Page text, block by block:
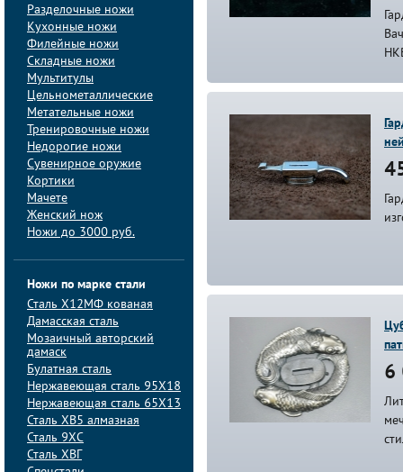
Разделочные ножи
Кухонные ножи
Филейные ножи
Складные ножи
Мультитулы
Цельнометаллические
Метательные ножи
Тренировочные ножи
Недорогие ножи
Сувенирное оружие
Кортики
Мачете
Женский нож
Ножи до 3000 руб.
Ножи по марке стали
Сталь Х12МФ кованая
Дамасская сталь
Мозаичный авторский
дамаск
Булатная сталь
Нержавеющая сталь 95Х18
Нержавеющая сталь 65Х13
Сталь ХВ5 алмазная
Сталь 9ХС
Сталь ХВГ
6